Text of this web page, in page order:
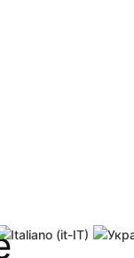
Forgot password